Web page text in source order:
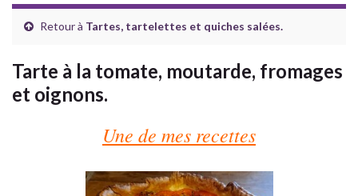
Retour à Tartes, tartelettes et quiches salées.
Tarte à la tomate, moutarde, fromages
et oignons.
Une de mes recettes